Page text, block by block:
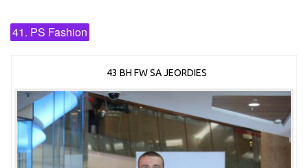
41. PS Fashion
43 BH FW SA JEORDIES